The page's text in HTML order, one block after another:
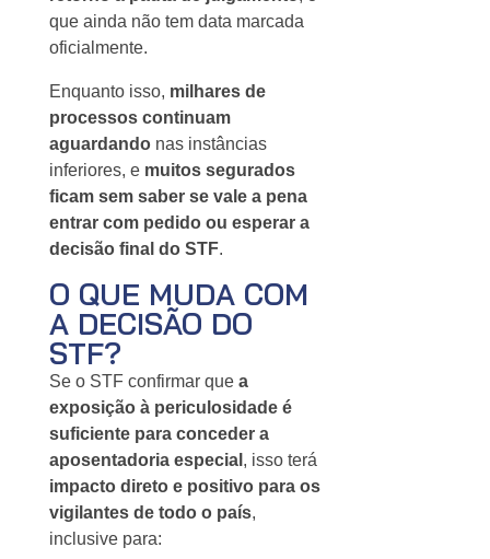
que ainda não tem data marcada
oficialmente.
Enquanto isso, milhares de
processos continuam
aguardando nas instâncias
inferiores, e muitos segurados
ficam sem saber se vale a pena
entrar com pedido ou esperar a
decisão final do STF.
O QUE MUDA COM
A DECISÃO DO
STF?
Se o STF confirmar que a
exposição à periculosidade é
suficiente para conceder a
aposentadoria especial , isso terá
impacto direto e positivo para os
vigilantes de todo o país,
inclusive para: